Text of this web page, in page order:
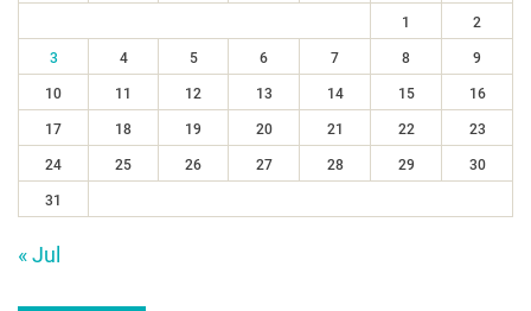
1 2
3 4 5 6 7 8 9
10 11 12 13 14 15 16
17 18 19 20 21 22 23
24 25 26 27 28 29 30
31
« Jul